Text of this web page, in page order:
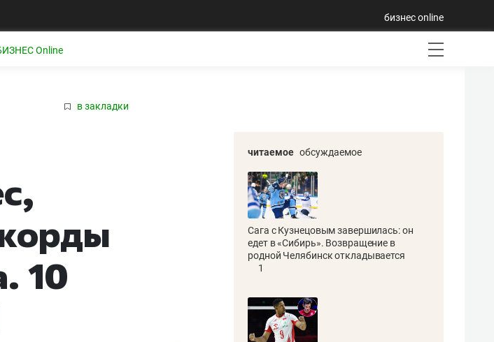
бизнес online
в закладки
10
читаемое обсуждаемое
Сага с Кузнецовым завершилась: он
едет в «Сибирь». Возвращение в
родной Челябинск откладывается
1